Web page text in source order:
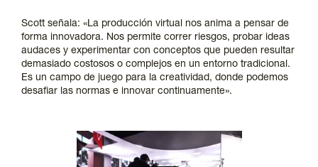
Scott señala: «La producción virtual nos anima a pensar de
forma innovadora. Nos permite correr riesgos, probar ideas
audaces y experimentar con conceptos que pueden resultar
demasiado costosos o complejos en un entorno tradicional.
Es un campo de juego para la creatividad, donde podemos
desafiar las normas e innovar continuamente».